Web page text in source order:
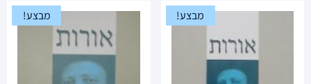
מבצע! מבצע!